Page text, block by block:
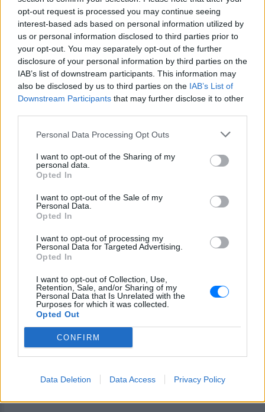
opt-out request is processed you may continue seeing
interest-based ads based on personal information utilized by
us or personal information disclosed to third parties prior to
your opt-out. You may separately opt-out of the further
disclosure of your personal information by third parties on the
IAB’s list of downstream participants. This information may
also be disclosed by us to third parties on the IAB’s List of
Downstream Participants that may further disclose it to other
Personal Data Processing Opt Outs
I want to opt-out of the Sharing of my
personal data.
Opted In
I want to opt-out of the Sale of my
Personal Data.
Opted In
I want to opt-out of processing my
Personal Data for Targeted Advertising.
Opted In
I want to opt-out of Collection, Use,
Retention, Sale, and/or Sharing of my
Personal Data that Is Unrelated with the
Purposes for which it was collected.
Opted Out
CONFIRM
Data Deletion Data Access Privacy Policy
που σκότωσε νύφη ώρες μετά
τον γάμο της
ΧΤΕΣ
Η Jamie Lee Komoroski, με αλκοόλ
τριπλάσιο του νόμιμου ορίου, έπεσε
πάνω στο golf cart των νεόνυμφων στο
Folly Beach - τώρα νέο υλικό από το
αστυνομικό τμήμα αποκαλύπτει τη
συμπεριφορά της λίγο μετά τη μοιραία
σύγκρουση
γυναίκα και το παιδί μου, τα
πατέρα
σκοτώθηκαν σε μετωπική σύγκρουση με
φορτηγό στην επαρχιακή οδό Αμφίπολης
Καταδίωξη στο κέντρο της
Θεσσαλονίκης: Έσπασαν το
μ@@@», του φώναζαν
ΧΤΕΣ
Εξαιτίας των υψηλών ταχυτήτων το
καρφώθηκε πάνω σε κολονάκια.